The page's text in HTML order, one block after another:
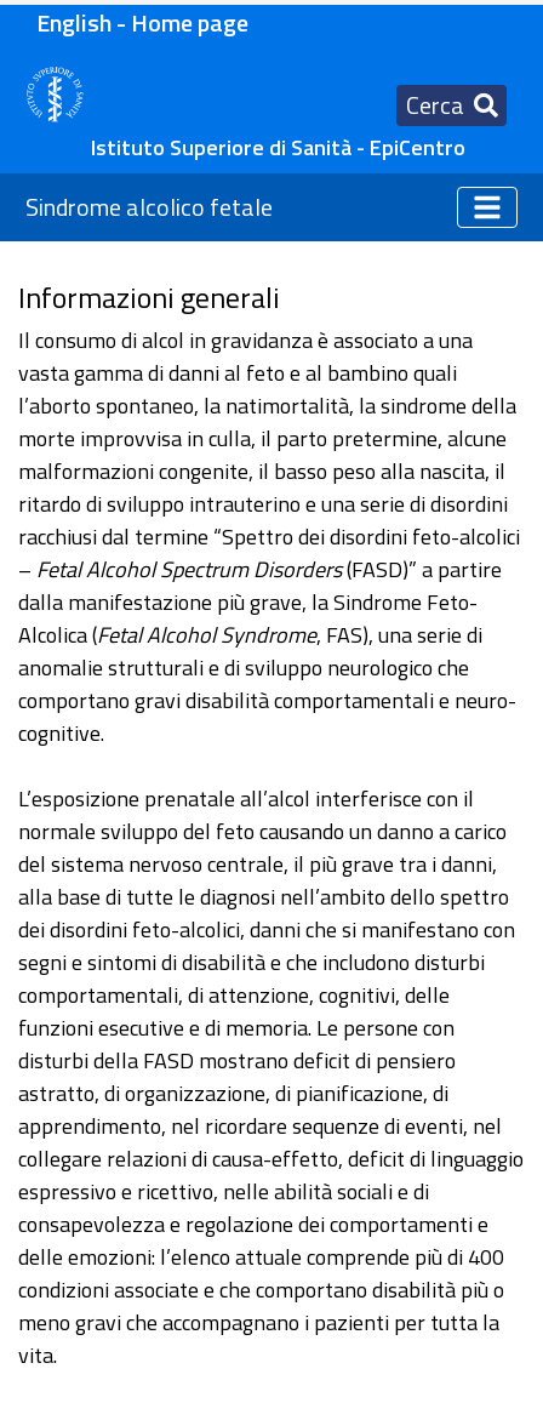
English - Home page
Cerca
Istituto Superiore di Sanità - EpiCentro
Sindrome alcolico fetale
Informazioni generali
Il consumo di alcol in gravidanza è associato a una
vasta gamma di danni al feto e al bambino quali
l’aborto spontaneo, la natimortalità, la sindrome della
morte improvvisa in culla, il parto pretermine, alcune
malformazioni congenite, il basso peso alla nascita, il
ritardo di sviluppo intrauterino e una serie di disordini
racchiusi dal termine “Spettro dei disordini feto-alcolici
– Fetal Alcohol Spectrum Disorders(FASD)” a partire
dalla manifestazione più grave, la Sindrome Feto-
Alcolica (Fetal Alcohol Syndrome, FAS), una serie di
anomalie strutturali e di sviluppo neurologico che
comportano gravi disabilità comportamentali e neuro-
cognitive.
L’esposizione prenatale all’alcol interferisce con il
normale sviluppo del feto causando un danno a carico
del sistema nervoso centrale, il più grave tra i danni,
alla base di tutte le diagnosi nell’ambito dello spettro
dei disordini feto-alcolici, danni che si manifestano con
segni e sintomi di disabilità e che includono disturbi
comportamentali, di attenzione, cognitivi, delle
funzioni esecutive e di memoria. Le persone con
disturbi della FASD mostrano deficit di pensiero
astratto, di organizzazione, di pianificazione, di
apprendimento, nel ricordare sequenze di eventi, nel
collegare relazioni di causa-effetto, deficit di linguaggio
espressivo e ricettivo, nelle abilità sociali e di
consapevolezza e regolazione dei comportamenti e
delle emozioni: l’elenco attuale comprende più di 400
condizioni associate e che comportano disabilità più o
meno gravi che accompagnano i pazienti per tutta la
vita.